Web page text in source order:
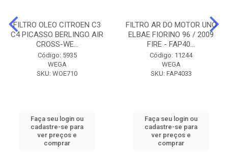
FILTRO OLEO CITROEN C3
C4 PICASSO BERLINGO AIR
CROSS-WE...
Código: 5935
WEGA
SKU: WOE710
Faça seu login ou
cadastre-se para
ver preços e
comprar
FILTRO AR DO MOTOR UNO
ELBAE FIORINO 96 / 2009
FIRE - FAP40...
Código: 11244
WEGA
SKU: FAP4033
Faça seu login ou
cadastre-se para
ver preços e
comprar